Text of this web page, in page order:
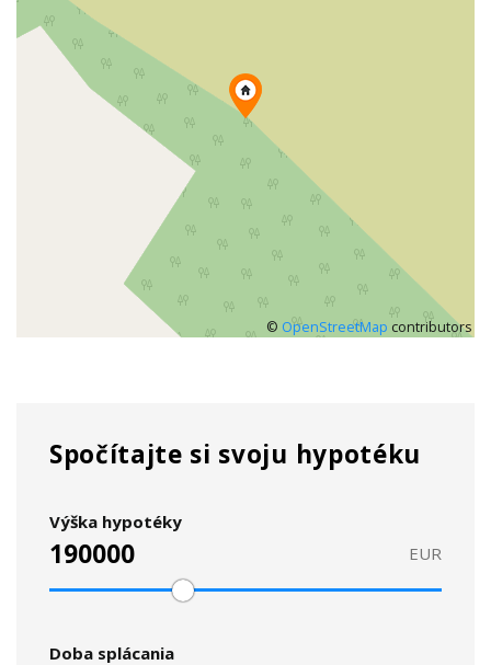
© OpenStreetMap contributors
Spočítajte si svoju hypotéku
Výška hypotéky
EUR
Doba splácania